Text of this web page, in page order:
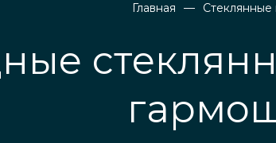
Главная Стеклянные